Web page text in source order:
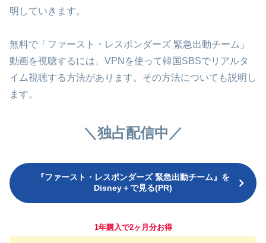
明していきます。
無料で「ファースト・レスポンダーズ 緊急出動チーム」
動画を視聴するには、VPNを使って韓国SBSでリアルタ
イム視聴する方法があります。その方法についても説明し
ます。
＼独占配信中／
『ファースト・レスポンダーズ 緊急出動チーム』を
Disney＋で見る(PR)
1年購入で2ヶ月分お得